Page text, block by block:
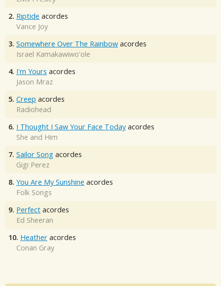
2. Riptide acordes
Vance Joy
3. Somewhere Over The Rainbow acordes
Israel Kamakawiwo'ole
4. I'm Yours acordes
Jason Mraz
5. Creep acordes
Radiohead
6. I Thought I Saw Your Face Today acordes
She and Him
7. Sailor Song acordes
Gigi Perez
8. You Are My Sunshine acordes
Folk Songs
9. Perfect acordes
Ed Sheeran
10. Heather acordes
Conan Gray